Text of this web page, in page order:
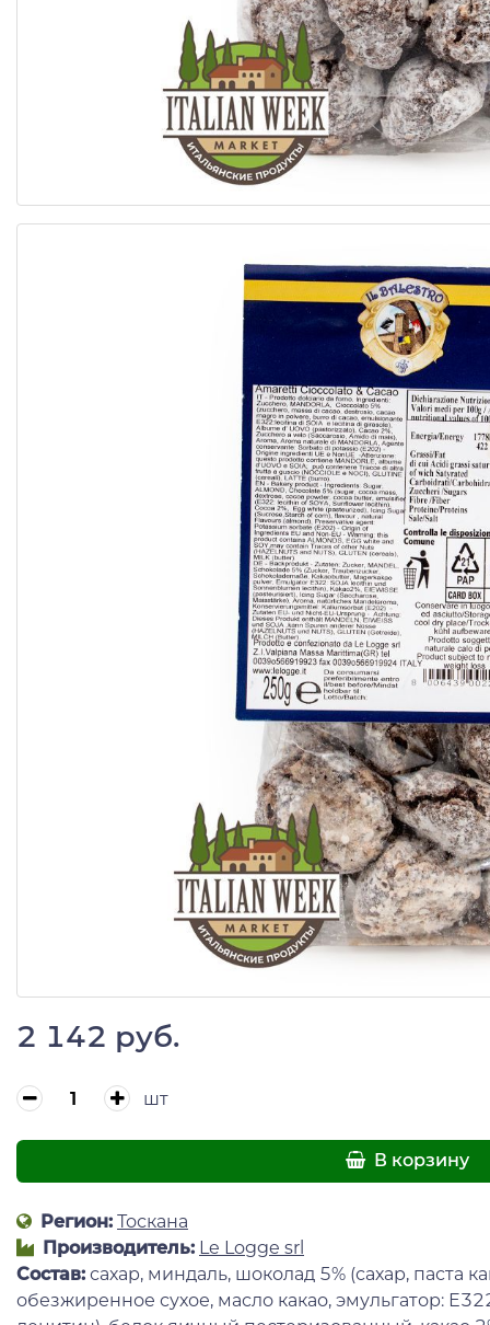
2 142 руб.
шт
В корзину
Регион: Тоскана
Производитель: Le Logge srl
Состав: сахар, миндаль, шоколад 5% (сахар, паста
обезжиренное сухое, масло какао, эмульгатор: